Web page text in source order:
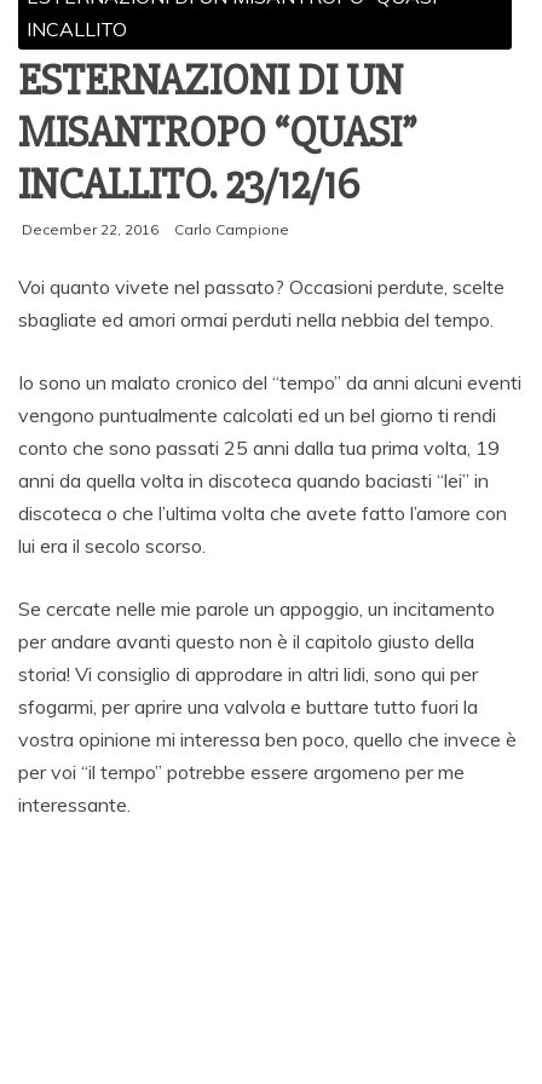
INCALLITO
ESTERNAZIONI DI UN
MISANTROPO “QUASI”
INCALLITO. 23/12/16
December 22, 2016 Carlo Campione
Voi quanto vivete nel passato? Occasioni perdute, scelte
sbagliate ed amori ormai perduti nella nebbia del tempo.
Io sono un malato cronico del “tempo” da anni alcuni eventi
vengono puntualmente calcolati ed un bel giorno ti rendi
conto che sono passati 25 anni dalla tua prima volta, 19
anni da quella volta in discoteca quando baciasti “lei” in
discoteca o che l’ultima volta che avete fatto l’amore con
lui era il secolo scorso.
Se cercate nelle mie parole un appoggio, un incitamento
per andare avanti questo non è il capitolo giusto della
storia! Vi consiglio di approdare in altri lidi, sono qui per
sfogarmi, per aprire una valvola e buttare tutto fuori la
vostra opinione mi interessa ben poco, quello che invece è
per voi “il tempo” potrebbe essere argomeno per me
interessante.